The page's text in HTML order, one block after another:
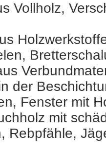
Vollholz,
der
Fenster mit
mit
Rebpfähle,